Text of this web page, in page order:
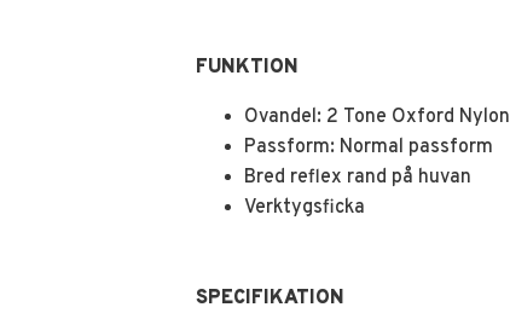
FUNKTION
Ovandel: 2 Tone Oxford Nylon
Passform: Normal passform
Bred reflex rand på huvan
Verktygsficka
SPECIFIKATION